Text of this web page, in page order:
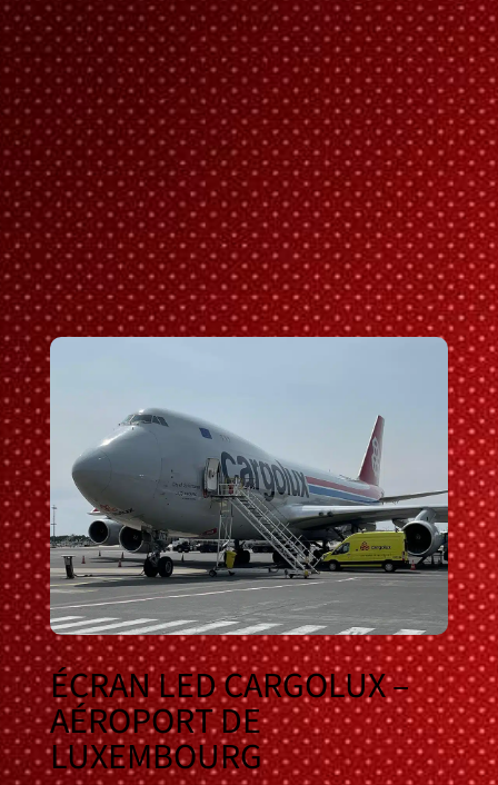
ÉCRAN LED CARGOLUX –
AÉROPORT DE
LUXEMBOURG